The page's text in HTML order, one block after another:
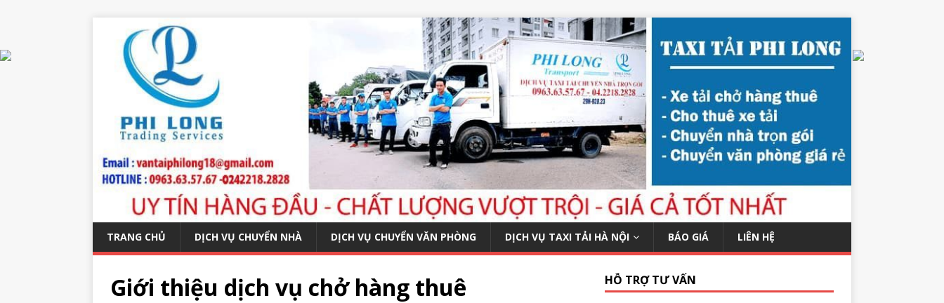
TRANG CHỦ DỊCH VỤ CHUYỂN NHÀ DỊCH VỤ CHUYỂN VĂN PHÒNG DỊCH VỤ TAXI TẢI HÀ NỘI BÁO GIÁ LIÊN HỆ
Giới thiệu dịch vụ chở hàng thuê HỖ TRỢ TƯ VẤN